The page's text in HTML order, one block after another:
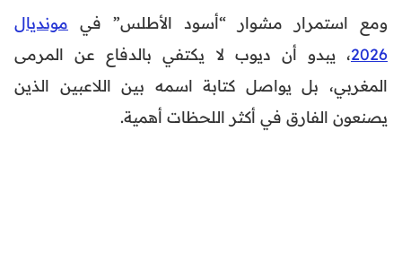
ومع استمرار مشوار “أسود الأطلس” في مونديال
2026، يبدو أن ديوب لا يكتفي بالدفاع عن المرمى
المغربي، بل يواصل كتابة اسمه بين اللاعبين الذين
يصنعون الفارق في أكثر اللحظات أهمية.